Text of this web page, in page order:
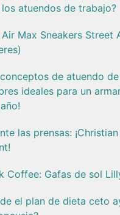
atuendos de trabajo?
Max Sneakers Street
conceptos de atuendo
ideales para un
las prensas:
Coffee: Gafas de sol
el plan de dieta ceto